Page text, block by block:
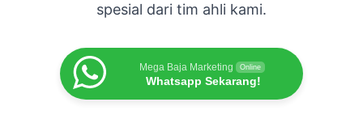
spesial dari tim ahli kami.
Mega Baja Marketing Online
Whatsapp Sekarang!